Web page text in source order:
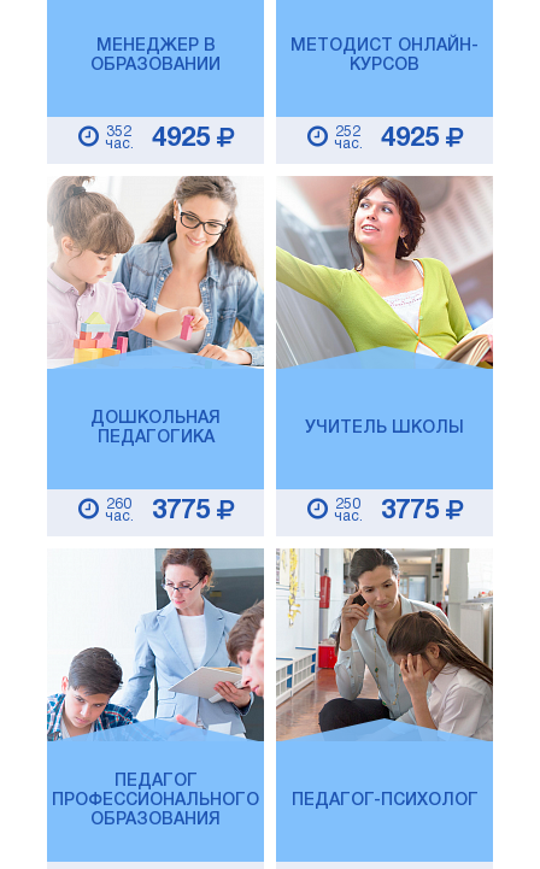
МЕНЕДЖЕР В
ОБРАЗОВАНИИ
352
час.
4925
МЕТОДИСТ ОНЛАЙН-
КУРСОВ
252
час.
4925
ДОШКОЛЬНАЯ
ПЕДАГОГИКА
260
час.
3775
УЧИТЕЛЬ ШКОЛЫ
250
час.
3775
ПЕДАГОГ
ПРОФЕССИОНАЛЬНОГО
ОБРАЗОВАНИЯ
ПЕДАГОГ-ПСИХОЛОГ